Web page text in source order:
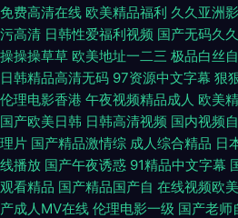
免费高清在线 欧美精品福利 久久亚洲
污高清 日韩性爱福利视频 国产无码久
操操操草草 欧美地址一二三 极品白丝
日韩精品高清无码 97资源中文字幕 狠
伦理电影香港 午夜视频精品成人 欧美
国产欧美日韩 日韩高清视频 国内视频
理片 国产精品激情综 成人综合精品 日
线播放 国产午夜诱惑 91精品中文字幕
观看精品 国产精品国产自 在线视频欧
产成人MV在线 伦理电影一级 国产老师